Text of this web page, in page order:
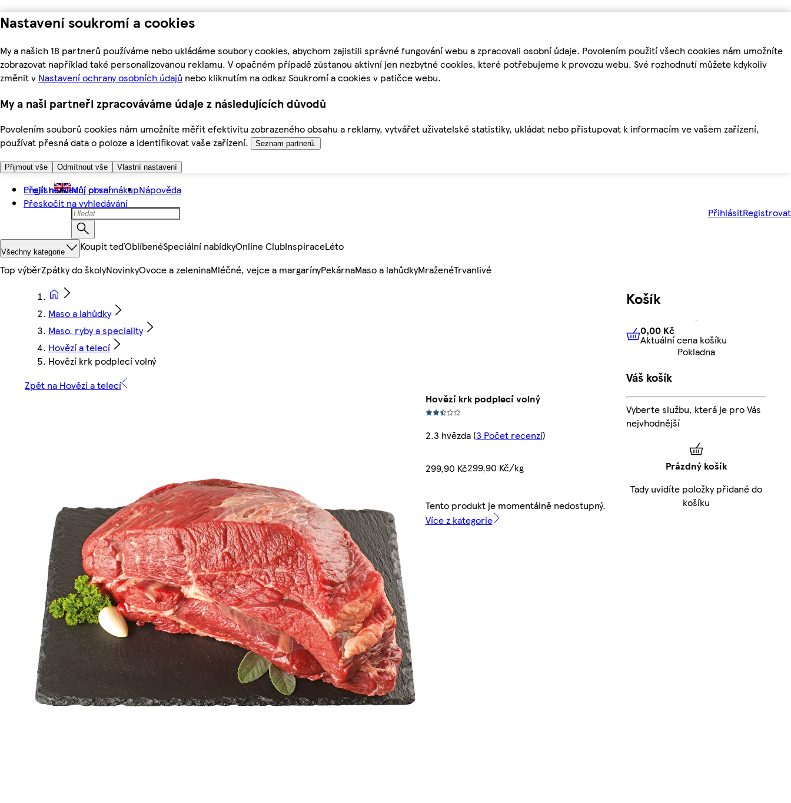
Nastavení soukromí a cookies
My a našich 18 partnerů používáme nebo ukládáme soubory cookies, abychom zajistili správné fungování webu a zpracovali osobní údaje. Povolením použití všech cookies nám umožníte
zobrazovat například také personalizovanou reklamu. V opačném případě zůstanou aktivní jen nezbytné cookies, které potřebujeme k provozu webu. Své rozhodnutí můžete kdykoliv
změnit v Nastavení ochrany osobních údajů nebo kliknutím na odkaz Soukromí a cookies v patičce webu.
My a naši partneři zpracováváme údaje z následujících důvodů
Povolením souborů cookies nám umožníte měřit efektivitu zobrazeného obsahu a reklamy, vytvářet uživatelské statistiky, ukládat nebo přistupovat k informacím ve vašem zařízení,
používat přesná data o poloze a identifikovat vaše zařízení.
Seznam partnerů.
Přijmout vše Odmítnout vše Vlastní nastavení
Přejít na hlavní obsah
Přeskočit na vyhledávání
English Můj první nákupNápověda
PřihlásitRegistrovat
Všechny kategorie Koupit teďOblíbenéSpeciální nabídkyOnline ClubInspiraceLéto
Top výběrZpátky do školyNovinkyOvoce a zeleninaMléčné, vejce a margarínyPekárnaMaso a lahůdkyMraženéTrvanlivé
Maso a lahůdky
Maso, ryby a speciality
Hovězí a telecí
Hovězí krk podplecí volný
Zpět na Hovězí a telecí
Hovězí krk podplecí volný
2.3 hvězda(3 Počet recenzí)
299,90 Kč299,90 Kč/kg
Tento produkt je momentálně nedostupný.
Více z kategorie
Košík
0,00 KčAktuální cena košíku
0,00 Kč
Aktuální cena košíku
Pokladna
Váš košík
Vyberte službu, která je pro Vás
nejvhodnější
Prázdný košík
Tady uvidíte položky přidané do
košíku